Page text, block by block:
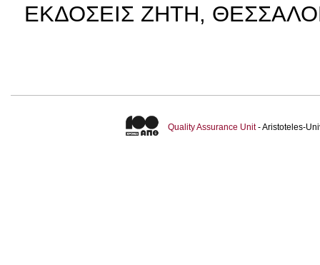
ΕΚΔΟΣΕΙΣ ΖΗΤΗ,
Quality Assurance Unit- Aristoteles-